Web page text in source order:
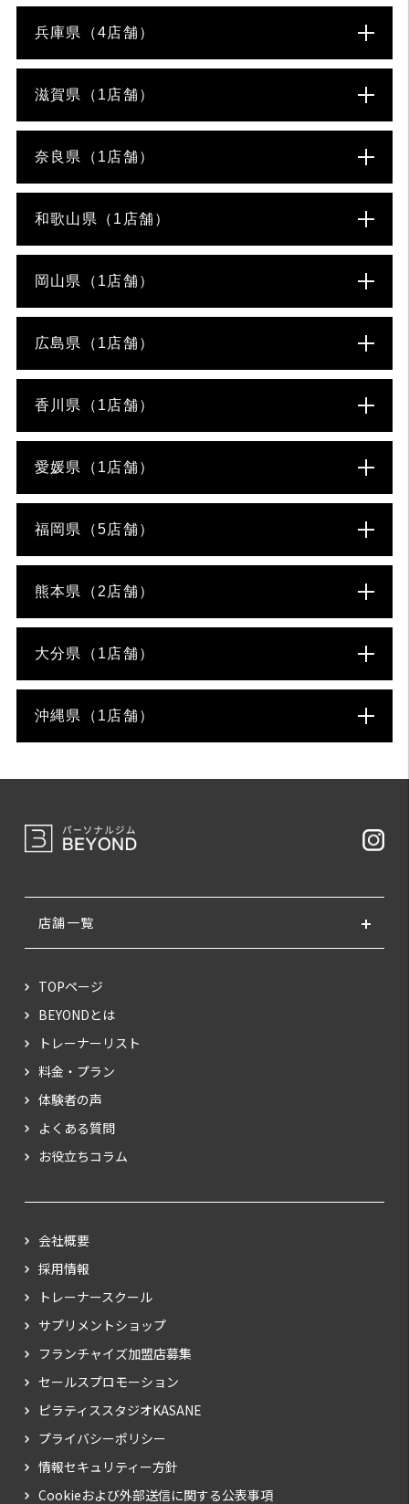
兵庫県（4店舗）
滋賀県（1店舗）
奈良県（1店舗）
和歌山県（1店舗）
岡山県（1店舗）
広島県（1店舗）
香川県（1店舗）
愛媛県（1店舗）
福岡県（5店舗）
熊本県（2店舗）
大分県（1店舗）
沖縄県（1店舗）
店舗一覧
TOPページ
BEYONDとは
トレーナーリスト
料金・プラン
体験者の声
よくある質問
お役立ちコラム
会社概要
採用情報
トレーナースクール
サプリメントショップ
フランチャイズ加盟店募集
セールスプロモーション
ピラティススタジオKASANE
プライバシーポリシー
情報セキュリティー方針
Cookieおよび外部送信に関する公表事項